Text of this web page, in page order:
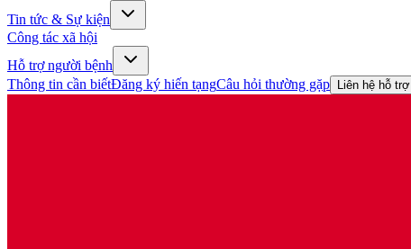
Tin tức & Sự kiện
Công tác xã hội
Hỗ trợ người bệnh
Thông tin cần biếtĐăng ký hiến tạngCâu hỏi thường gặp Liên hệ hỗ trợ